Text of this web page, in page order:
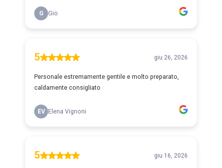
G Gio
5 giu 26, 2026
Personale estremamente gentile e molto preparato,
caldamente consigliato
EV Elena Vignoni
5 giu 16, 2026